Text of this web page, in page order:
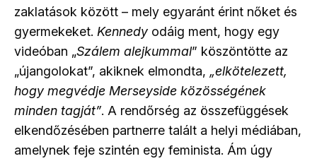
zaklatások között – mely egyaránt érint nőket és
gyermekeket. Kennedy odáig ment, hogy egy
videóban „Szálem alejkummal” köszöntötte az
„újangolokat”, akiknek elmondta, „elkötelezett,
hogy megvédje Merseyside közösségének
minden tagját”. A rendőrség az összefüggések
elkendőzésében partnerre talált a helyi médiában,
amelynek feje szintén egy feminista. Ám úgy